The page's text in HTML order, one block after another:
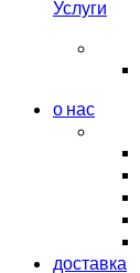
Услуги
о нас
доставка